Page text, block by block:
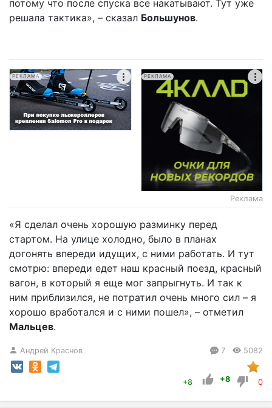
потому что после спуска все накатывают. Тут уже
решала тактика», – сказал Большунов.
РЕКЛАМА РЕКЛАМА
Реклама
«Я сделал очень хорошую разминку перед
стартом. На улице холодно, было в планах
догонять впереди идущих, с ними работать. И тут
смотрю: впереди едет наш красный поезд, красный
вагон, в который я еще мог запрыгнуть. И так к
ним приблизился, не потратил очень много сил – я
хорошо вработался и с ними пошел», – отметил
Мальцев.
Андрей Краснов 7 5082
+8 +8 0